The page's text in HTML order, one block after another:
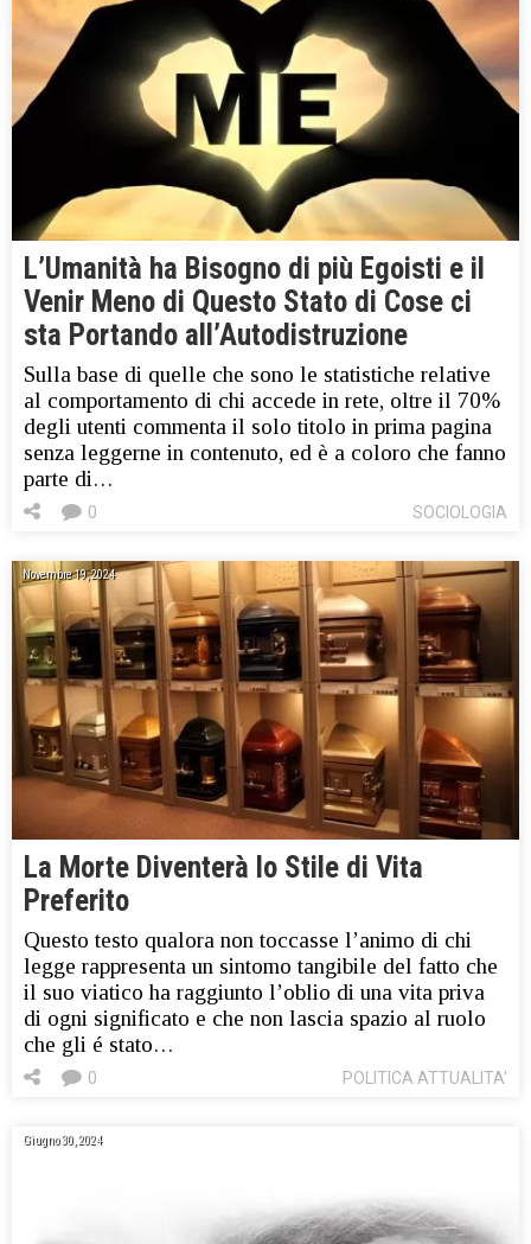
L’Umanità ha Bisogno di più Egoisti e il
Venir Meno di Questo Stato di Cose ci
sta Portando all’Autodistruzione
Sulla base di quelle che sono le statistiche relative
al comportamento di chi accede in rete, oltre il 70%
degli utenti commenta il solo titolo in prima pagina
senza leggerne in contenuto, ed è a coloro che fanno
parte di…
SOCIOLOGIA
0
Novembre 19, 2024
La Morte Diventerà lo Stile di Vita
Preferito
Questo testo qualora non toccasse l’animo di chi
legge rappresenta un sintomo tangibile del fatto che
il suo viatico ha raggiunto l’oblio di una vita priva
di ogni significato e che non lascia spazio al ruolo
che gli é stato…
POLITICA ATTUALITA'
0
Giugno 30, 2024